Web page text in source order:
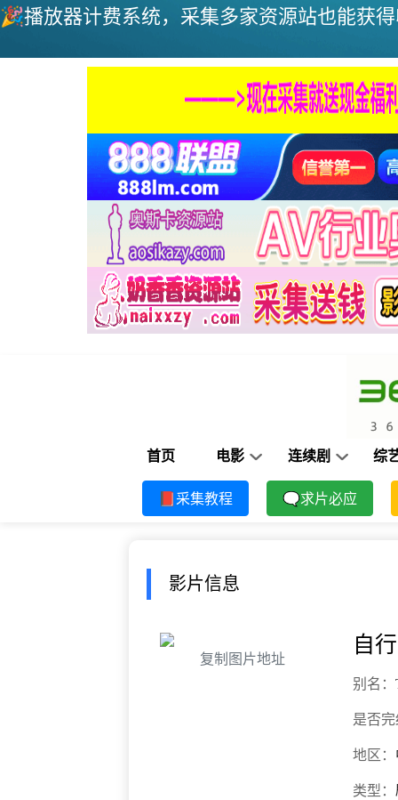
🎉播放器计费系统，采集多家资源站也能获
首页 电影 连续剧 综
📕采集教程 🗨求片必应
影片信息
复制图片地址
自
别名：
是否
地区：
类型：